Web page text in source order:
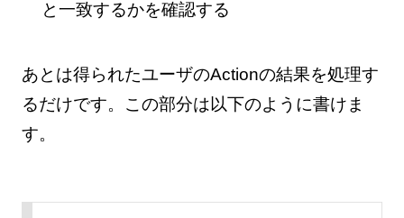
と一致するかを確認する
あとは得られたユーザのActionの結果を処理す
るだけです。この部分は以下のように書けま
す。